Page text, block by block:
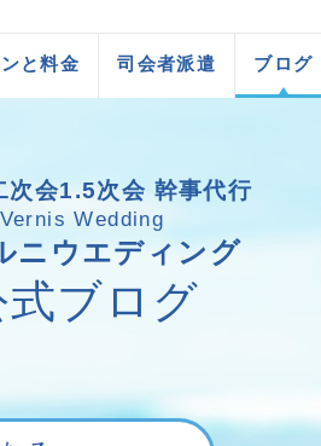
と料金 司会者派遣 ブログ
次会1.5次会 幹事代行
Vernis Wedding
ニウエディング
式ブログ